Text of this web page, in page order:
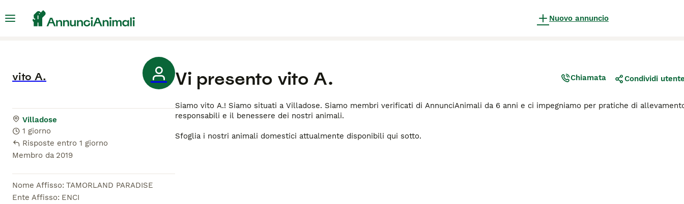
Nuovo annuncio
vito A.
Villadose
1 giorno
Risposte entro 1 giorno
Membro da 2019
Nome Affisso: TAMORLAND PARADISE
Ente Affisso: ENCI
Vi presento vito A. Chiamata Condividi
Siamo vito A.! Siamo situati a Villadose. Siamo membri verificati di AnnunciAnimali da 6 anni e ci impegniamo per pratiche di
responsabili e il benessere dei nostri animali.
Sfoglia i nostri animali domestici attualmente disponibili qui sotto.